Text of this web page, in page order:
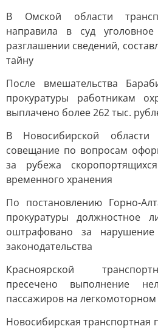
В Омской области
направила в суд
разглашении сведений,
тайну
После вмешательства
прокуратуры работникам
выплачено более 262 тыс.
В Новосибирской области
совещание по вопросам
за рубежа
временного хранения
По постановлению Горно-
прокуратуры должностное
оштрафовано за нарушение
законодательства
Красноярской
пресечено выполнение
пассажиров на
Новосибирская транспортная